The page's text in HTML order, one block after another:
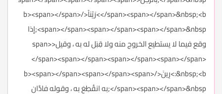
</span><span></span>&nbsp;<b>رَيْناً</b><span></span>
<span></span><span></span><span></span>&nbsp;إذا
وقع فيما لا يستطيع الخروج منه ولا قِبَل له به ، وقيل<span>
</span><span></span><span></span><span></span>
:&nbsp;<b>رِينَ</b><span></span><span></span><span>
</span><span></span>&nbsp;به انقُطِعَ به ، وقوله فادَّان